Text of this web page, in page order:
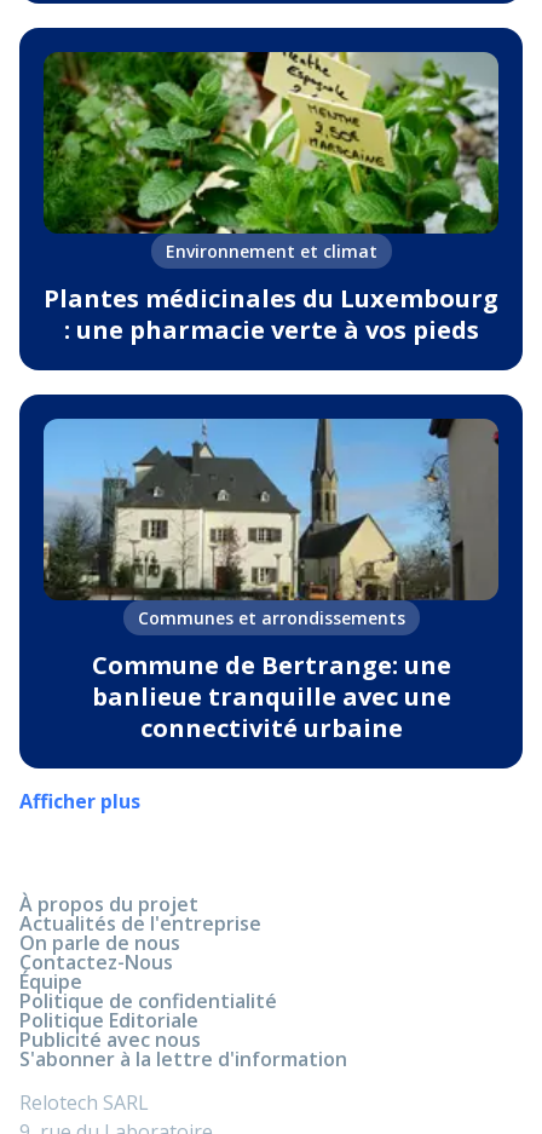
Environnement et climat
Plantes médicinales du Luxembourg
: une pharmacie verte à vos pieds
Communes et arrondissements
Commune de Bertrange: une
banlieue tranquille avec une
connectivité urbaine
Afficher plus
À propos du projet
Actualités de l'entreprise
On parle de nous
Contactez-Nous
Équipe
Politique de confidentialité
Politique Editoriale
Publicité avec nous
S'abonner à la lettre d'information
Relotech SARL